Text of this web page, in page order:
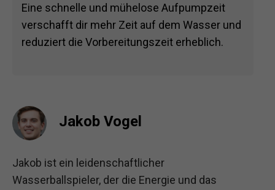
Eine schnelle und mühelose Aufpumpzeit
verschafft dir mehr Zeit auf dem Wasser und
reduziert die Vorbereitungszeit erheblich.
Jakob Vogel
Jakob ist ein leidenschaftlicher
Wasserballspieler, der die Energie und das